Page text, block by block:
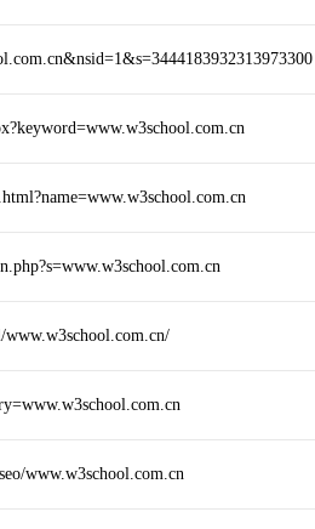
www.w3school.com.cn